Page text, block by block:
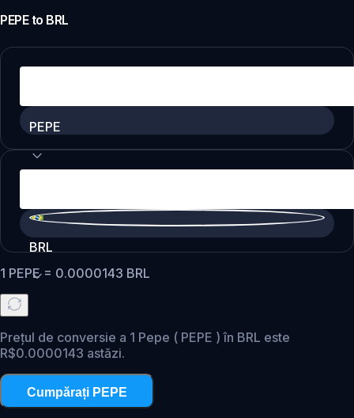
PEPEto BRL
PEPE
BRL
1 PEPE= 0.0000143 BRL
Prețul de conversie a 1 Pepe ( PEPE ) în BRL este
R$0.0000143 astăzi.
Cumpărați PEPE